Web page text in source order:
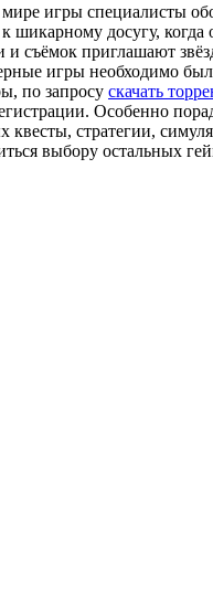
игры специалисты
досугу, когда
приглашают
игры необходимо
по запросу скачать
Особенно
стратегии,
выбору остальных